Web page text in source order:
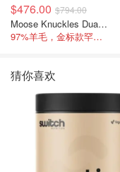
$476.00 $794.00
Moose Knuckles Dua Bunny 羊毛混纺针织夹克
97%羊毛，金标款罕见打折
猜你喜欢